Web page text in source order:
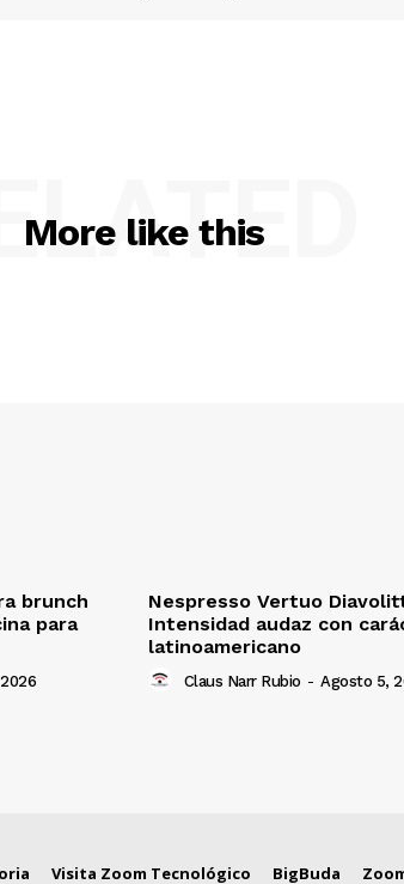
More like this
brunch
para
Nespresso Vertuo
Intensidad audaz con
latinoamericano
Claus Narr Rubio - Agosto 5,
Visita Zoom Tecnológico BigBuda